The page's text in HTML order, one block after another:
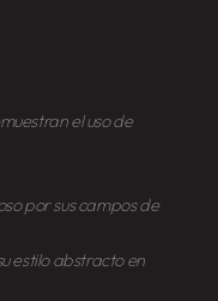
el uso de
por sus campos de
estilo abstracto en